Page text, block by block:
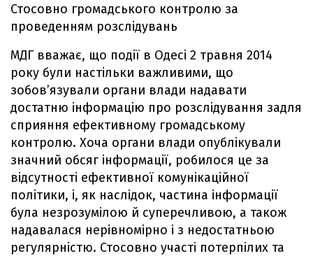
Стосовно громадського контролю за
проведенням розслідувань
МДГ вважає, що події в Одесі 2 травня 2014
року були настільки важливими, що
зобов’язували органи влади надавати
достатню інформацію про розслідування задля
сприяння ефективному громадському
контролю. Хоча органи влади опублікували
значний обсяг інформації, робилося це за
відсутності ефективної комунікаційної
політики, і, як наслідок, частина інформації
була незрозумілою й суперечливою, а також
надавалася нерівномірно і з недостатньою
регулярністю. Стосовно участі потерпілих та